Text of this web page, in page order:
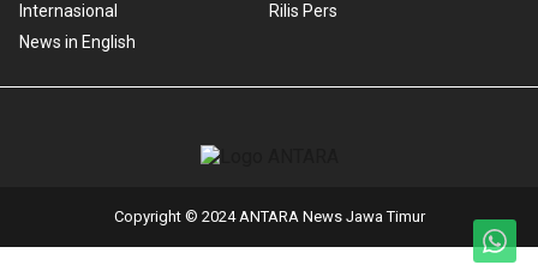
Internasional
News in English
Rilis Pers
Copyright © 2024 ANTARA News Jawa Timur